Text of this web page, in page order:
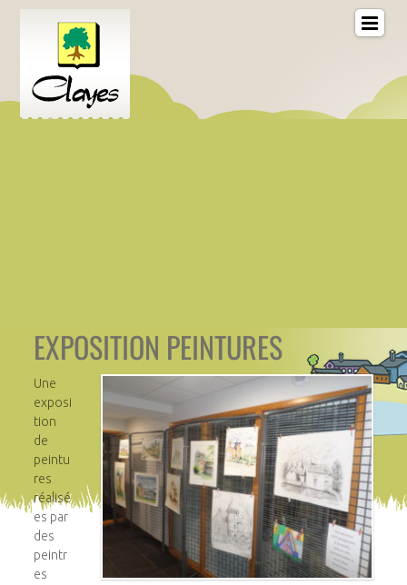
EXPOSITION PEINTURES
Une
exposi
tion
de
peintu
res
réalisé
es par
des
peintr
es